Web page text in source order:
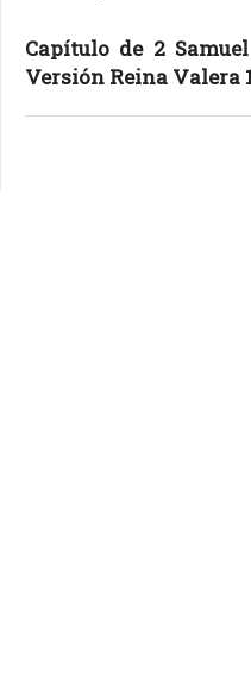
Capítulo de 2
Versión Reina Valera